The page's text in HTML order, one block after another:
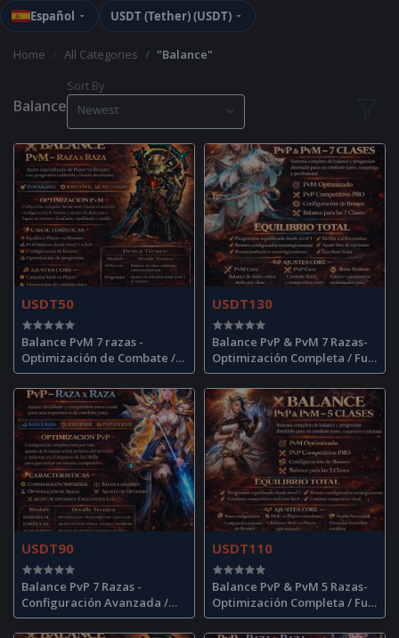
Español USDT (Tether) (USDT)
Home All Categories "Balance"
Balance
Sort By
Newest
USDT50
Balance PvM 7 razas -
Optimización de Combate /
PvM Balance Optimization
USDT130
Balance PvP & PvM 7 Razas-
Optimización Completa / Full
Optimization
USDT90
Balance PvP 7 Razas -
Configuración Avanzada /
Advanced PvP Balance
USDT110
Balance PvP & PvM 5 Razas-
Optimización Completa / Full
Optimization